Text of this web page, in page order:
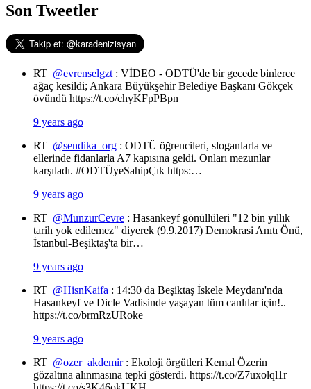
Son Tweetler
RT @evrenselgzt : VİDEO - ODTÜ'de bir gecede binlerce
ağaç kesildi; Ankara Büyükşehir Belediye Başkanı Gökçek
övündü https://t.co/chyKFpPBpn
9 years ago
RT @sendika_org : ODTÜ öğrencileri, sloganlarla ve
ellerinde fidanlarla A7 kapısına geldi. Onları mezunlar
karşıladı. #ODTÜyeSahipÇık https:…
9 years ago
RT @MunzurCevre : Hasankeyf gönüllüleri "12 bin yıllık
tarih yok edilemez" diyerek (9.9.2017) Demokrasi Anıtı Önü,
İstanbul-Beşiktaş'ta bir…
9 years ago
RT @HisnKaifa : 14:30 da Beşiktaş İskele Meydanı'nda
Hasankeyf ve Dicle Vadisinde yaşayan tüm canlılar için!..
https://t.co/brmRzURoke
9 years ago
RT @ozer_akdemir: Ekoloji örgütleri Kemal Özerin
gözaltına alınmasına tepki gösterdi. https://t.co/Z7uxolql1r